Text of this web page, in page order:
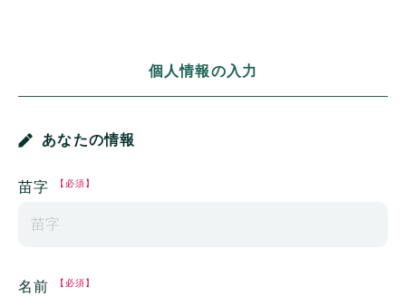
個人情報の入力
あなたの情報
苗字 【必須】
名前 【必須】